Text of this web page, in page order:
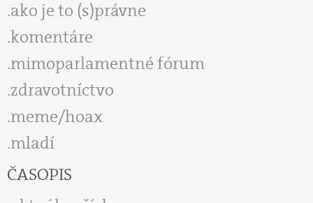
ako je to (s)právne
komentáre
mimoparlamentné fórum
zdravotníctvo
meme/hoax
mladí
ČASOPIS